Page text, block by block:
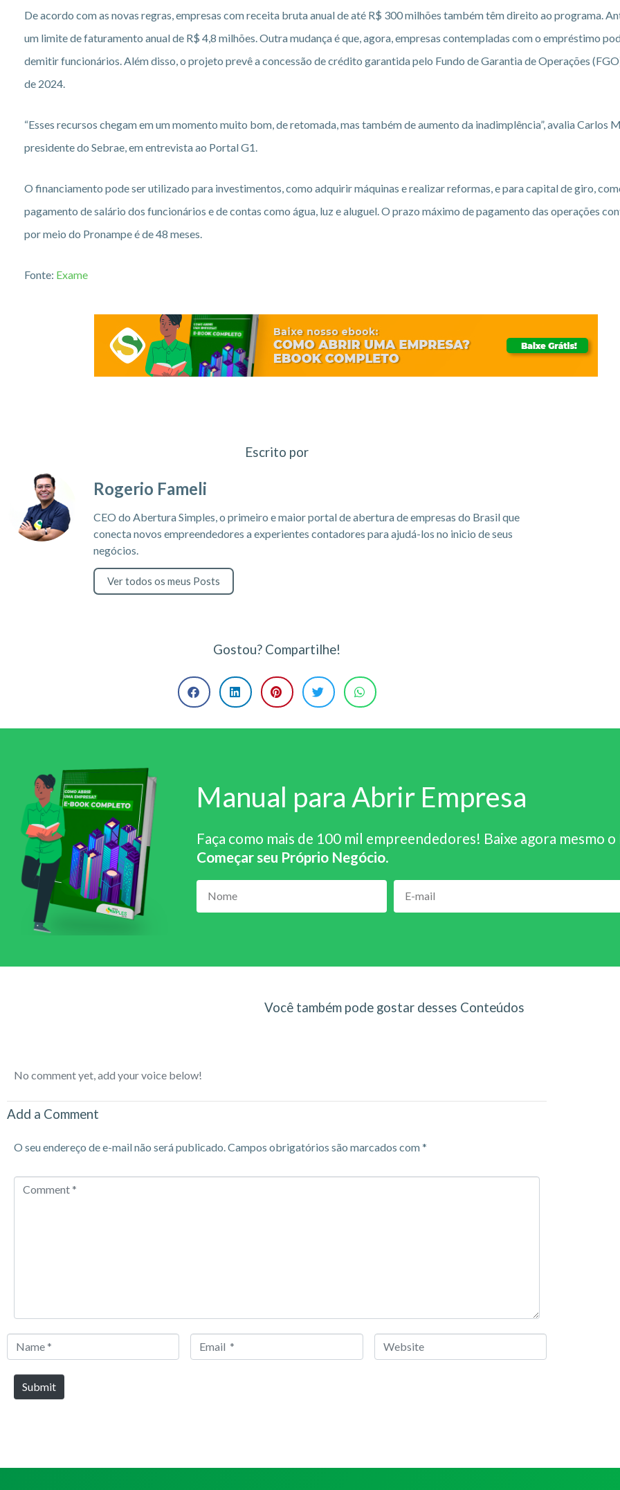
De acordo com as novas regras, empresas com receita bruta anual de até R$ 300 milhões também têm direito ao programa.
um limite de faturamento anual de R$ 4,8 milhões. Outra mudança é que, agora, empresas contempladas com o empréstimo
demitir funcionários. Além disso, o projeto prevê a concessão de crédito garantida pelo Fundo de Garantia de Operações
de 2024.
“Esses recursos chegam em um momento muito bom, de retomada, mas também de aumento da inadimplência”, avalia Carlos
presidente do Sebrae, em entrevista ao Portal G1.
O financiamento pode ser utilizado para investimentos, como adquirir máquinas e realizar reformas, e para capital de giro,
pagamento de salário dos funcionários e de contas como água, luz e aluguel. O prazo máximo de pagamento das operações
por meio do Pronampe é de 48 meses.
Fonte: Exame
Escrito por
Rogerio Fameli
CEO do Abertura Simples, o primeiro e maior portal de abertura de empresas do Brasil que
conecta novos empreendedores a experientes contadores para ajudá-los no inicio de seus
negócios.
Ver todos os meus Posts
Gostou? Compartilhe!
Manual para Abrir Empresa
Faça como mais de 100 mil empreendedores! Baixe agora mesmo o
Começar seu Próprio Negócio.
Você também pode gostar desses Conteúdos
No comment yet, add your voice below!
Add a Comment
O seu endereço de e-mail não será publicado. Campos obrigatórios são marcados com*
Comment
Name
Email
Website
Submit